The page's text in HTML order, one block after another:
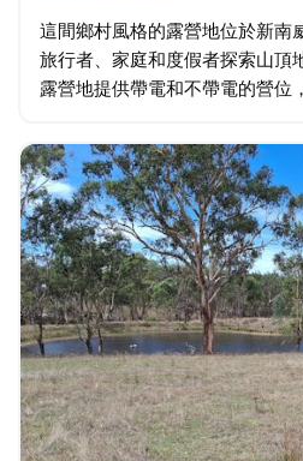
這間鄉村風格的露營地位於新南
旅行者、家庭和度假者探索山頂
露營地提供帶電和不帶電的營位
經理。露營地提供按晚和按週計